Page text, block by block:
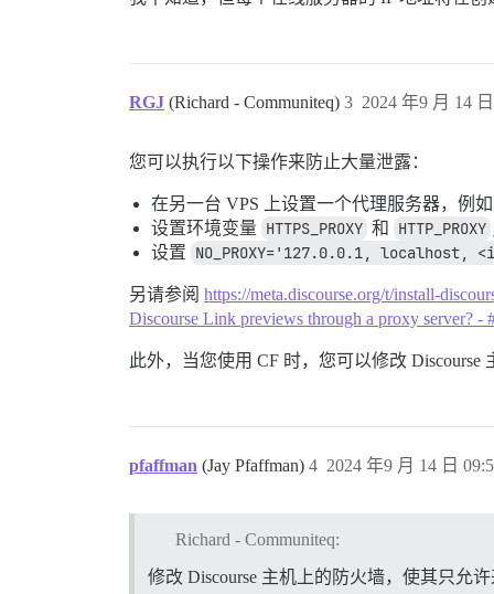
RGJ (Richard - Communiteq) 2024 年9 月 14
3
您可以执行以下操作来防止大量泄露：
在另一台 VPS 上设置一个代理服务器，例
设置环境变量 HTTPS_PROXY 和 HTTP_PROXY
设置 NO_PROXY='127.0.0.1, localhost,
另请参阅 https://meta.discourse.org/t/install-
Discourse Link previews through a proxy server? -
此外，当您使用 CF 时，您可以修改
pfaffman (Jay Pfaffman) 2024 年9 月 14 日
4
Richard - Communiteq:
修改 Discourse 主机上的防火墙，使其只允